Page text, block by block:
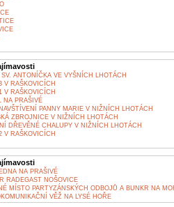
ANTONÍČKA VE VYŠNÍCH LHOTÁCH
V RAŠKOVICÍCH
V RAŠKOVICÍCH
NA PRAŠIVÉ
PANNY MARIE V NIŽNÍCH LHOTÁCH
ZBROJNICE V NIŽNÍCH LHOTÁCH
DŘEVĚNÉ CHALUPY V NIŽNÍCH LHOTÁCH
V RAŠKOVICÍCH
NA PRAŠIVÉ
RADEGAST NOŠOVICE
MÍSTO PARTYZÁNSKÝCH ODBOJŮ A BUNKR NA
VĚŽ NA LYSÉ HOŘE